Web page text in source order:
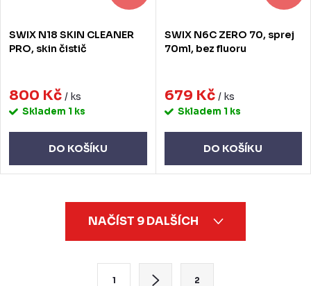
SWIX N18 SKIN CLEANER
PRO, skin čistič
800 Kč / ks
Skladem 1 ks
DO KOŠÍKU
SWIX N6C ZERO 70, sprej
70ml, bez fluoru
679 Kč / ks
Skladem 1 ks
DO KOŠÍKU
NAČÍST 9 DALŠÍCH
1 2